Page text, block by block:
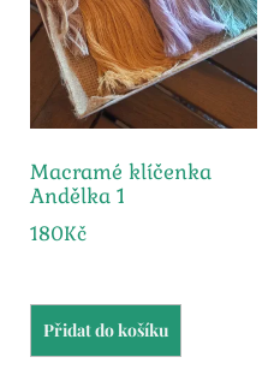
Macramé klíčenka
Andělka 1
180Kč
Přidat do košíku